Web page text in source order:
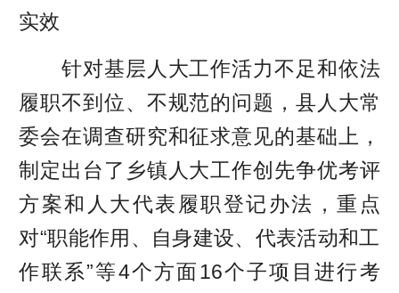
实效
针对基层人大工作活力不足和依法
履职不到位、不规范的问题，县人大常
委会在调查研究和征求意见的基础上，
制定出台了乡镇人大工作创先争优考评
方案和人大代表履职登记办法，重点
对“职能作用、自身建设、代表活动和工
作联系”等4个方面16个子项目进行考